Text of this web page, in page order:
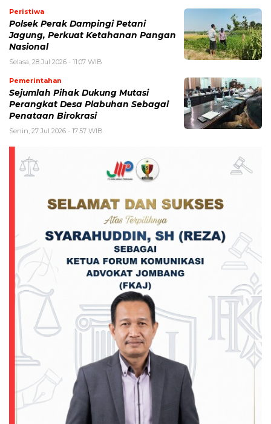
Peristiwa
Polsek Perak Dampingi Petani
Jagung, Perkuat Ketahanan Pangan
Nasional
Selasa, 28 Jul 2026 - 11:07 WIB
Pemerintahan
Sejumlah Pihak Dukung Mutasi
Perangkat Desa Plabuhan Sebagai
Penataan Birokrasi
Senin, 27 Jul 2026 - 17:57 WIB